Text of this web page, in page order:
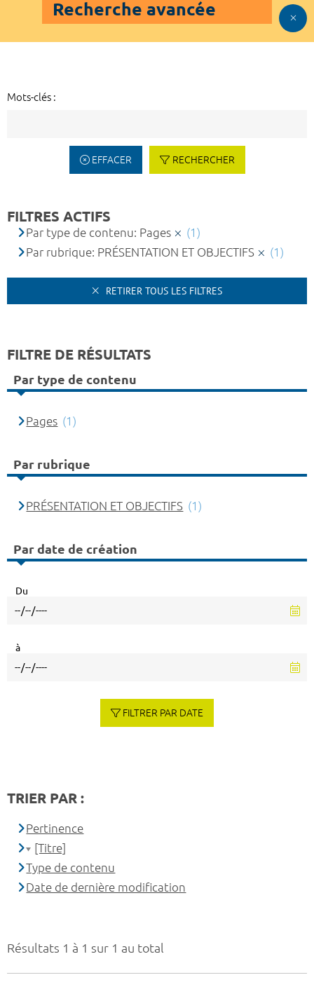
Recherche avancée
Mots-clés :
EFFACER RECHERCHER
Résultats 1 à 1 sur 1 au total
FILTRES ACTIFS
Par type de contenu: Pages
(1)
Par rubrique: PRÉSENTATION ET OBJECTIFS
(1)
RETIRER TOUS LES FILTRES
FILTRE DE RÉSULTATS
Par type de contenu
Pages (1)
Par rubrique
PRÉSENTATION ET OBJECTIFS (1)
Par date de création
Du
à
FILTRER PAR DATE
TRIER PAR :
Pertinence
[Titre]
Type de contenu
Date de dernière modification